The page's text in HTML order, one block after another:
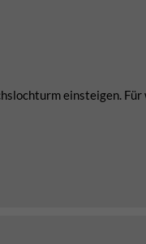
einsteigen.